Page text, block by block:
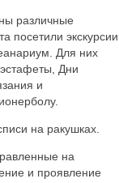
различные
посетили экскурсии
Для них
Дни
и
на ракушках.
на
и проявление